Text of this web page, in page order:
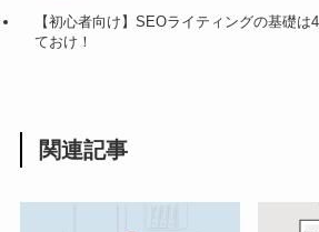
【初心者向け】SEOライティングの基礎は
ておけ！
関連記事